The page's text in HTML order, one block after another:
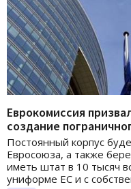
Еврокомиссия
создание
Постоянный корпус
Евросоюза, а также
иметь штат в 10 тысяч
униформе ЕС и с